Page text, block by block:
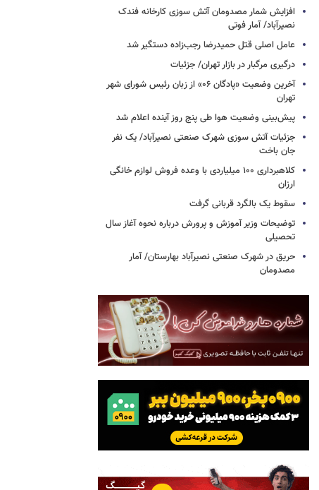
افزایش شمار مصدومان آتش سوزی کارخانه فندک
نصیرآباد/ آمار فوتی
عامل اصلی قتل حمیدرضا رجب‌زاده دستگیر شد
درگیری مرگبار در بازار تهران/ جزئیات
آخرین وضعیت «پادگان ۰۶» از زبان رئیس شورای شهر
تهران
پیش‌بینی وضعیت هوا طی پنج روز آینده اعلام شد
جزئیات آتش سوزی شهرک صنعتی نصیرآباد/ یک نفر
جان باخت
کلاهبرداری ۱۰۰ میلیاردی با وعده فروش لوازم خانگی
ارزان
سقوط یک بالگرد قربانی گرفت
توضیحات وزیر آموزش و پرورش درباره نحوه آغاز سال
تحصیلی
حریق در شهرک صنعتی نصیرآباد بهارستان/ آمار
مصدومان